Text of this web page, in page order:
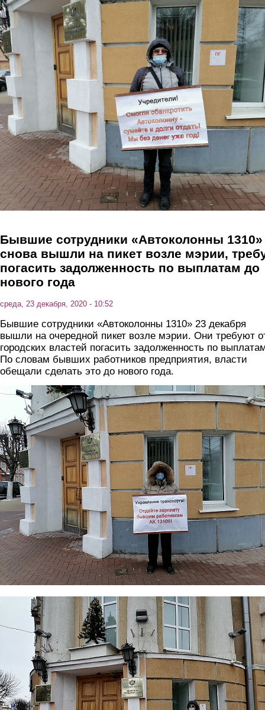
Перейти к основному содержанию
Бывшие сотрудники «Автоколонны 1310»
снова вышли на пикет возле мэрии,
погасить задолженность по выплатам до
нового года
среда, 23 декабря, 2020 - 10:52
Бывшие сотрудники «Автоколонны 1310» 23 декабря
вышли на очередной пикет возле мэрии. Они требуют
городских властей погасить задолженность по
По словам бывших работников предприятия, власти
обещали сделать это до нового года.
1.jpg